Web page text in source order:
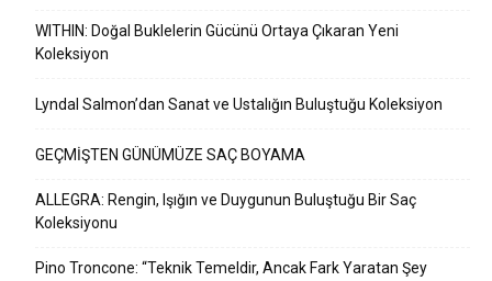
WITHIN: Doğal Buklelerin Gücünü Ortaya Çıkaran Yeni
Koleksiyon
Lyndal Salmon’dan Sanat ve Ustalığın Buluştuğu Koleksiyon
GEÇMİŞTEN GÜNÜMÜZE SAÇ BOYAMA
ALLEGRA: Rengin, Işığın ve Duygunun Buluştuğu Bir Saç
Koleksiyonu
Pino Troncone: “Teknik Temeldir, Ancak Fark Yaratan Şey